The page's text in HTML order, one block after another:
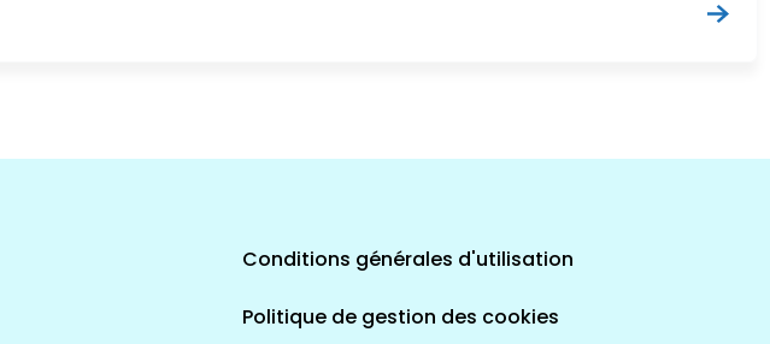
Conditions générales d'utilisation
Politique de gestion des cookies